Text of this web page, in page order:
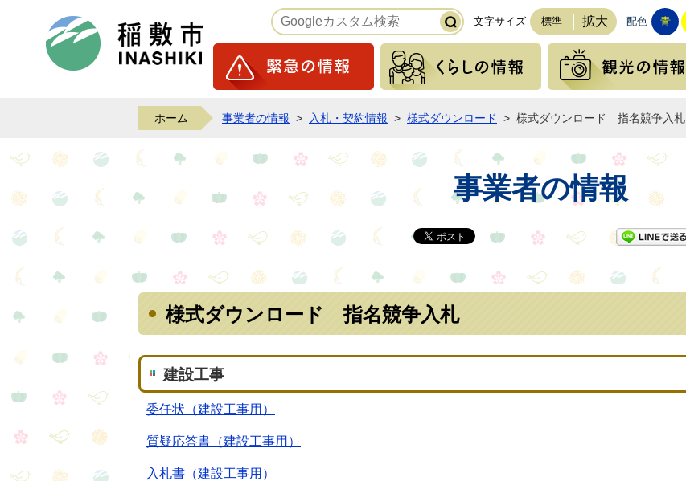
稲敷市ホームページ 文字サイズ 標準 拡大 配色 青
緊急の情報 くらしの情報
ホーム 事業者の情報 > 入札・契約情報 > 様式ダウンロード > 様式ダウンロード 指名競争入札
事業者の情報
様式ダウンロード 指名競争入札
建設工事
委任状（建設工事用）
質疑応答書（建設工事用）
入札書（建設工事用）